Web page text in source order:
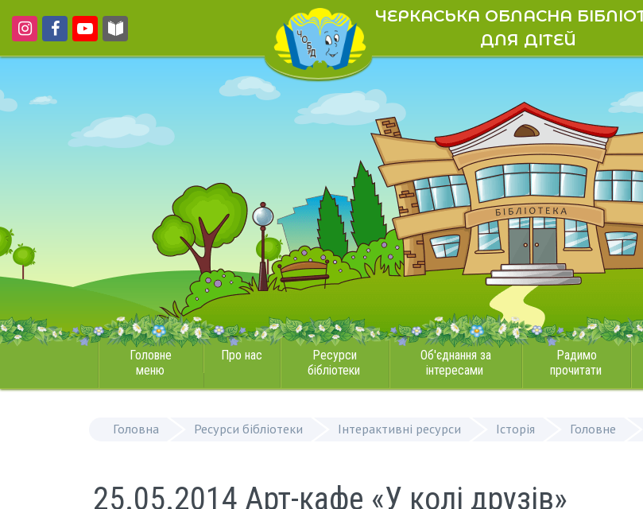
ЧЕРКАСЬКА ОБЛАСНА
ДЛЯ ДІТЕЙ
Головне
меню
Про нас
Ресурси
бібліотеки
Об'єднання за
інтересами
Радимо
прочитати
Головна Ресурси бібліотеки Інтерактивні ресурси Історія Головне
25.05.2014 Арт-кафе «У колі друзів»